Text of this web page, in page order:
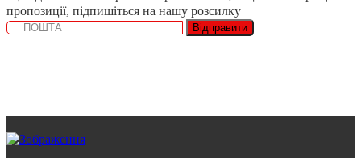
пропозиції, підпишіться на нашу розсилку
Відправити